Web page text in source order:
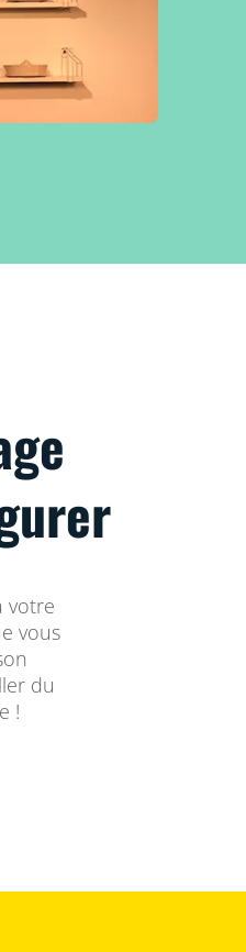
votre
vous
du
!